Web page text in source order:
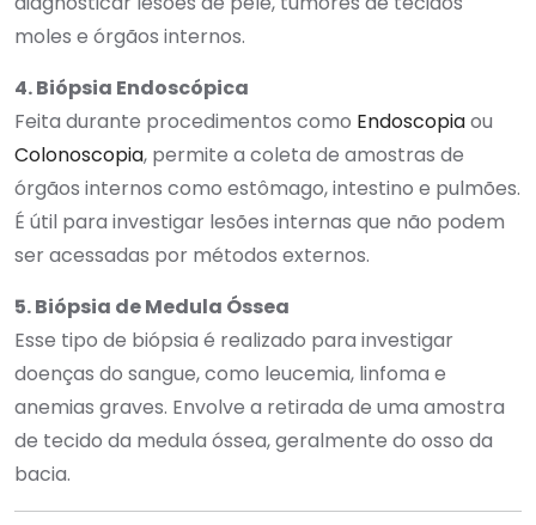
moles e órgãos internos.
4. Biópsia Endoscópica
Feita durante procedimentos como Endoscopiaou
Colonoscopia, permite a coleta de amostras de
órgãos internos como estômago, intestino e pulmões.
É útil para investigar lesões internas que não podem
ser acessadas por métodos externos.
5. Biópsia de Medula Óssea
Esse tipo de biópsia é realizado para investigar
doenças do sangue, como leucemia, linfoma e
anemias graves. Envolve a retirada de uma amostra
de tecido da medula óssea, geralmente do osso da
bacia.